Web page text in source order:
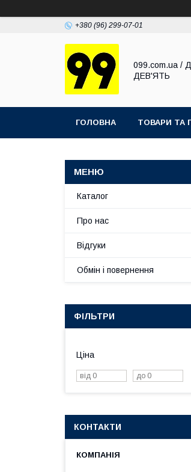
+380 (96) 299-07-01
099.com.ua /
ДЕВ'ЯТЬ
ГОЛОВНА ТОВАРИ ТА
Каталог
Про нас
Відгуки
Обмін і повернення
ФІЛЬТРИ
Ціна
КОНТАКТИ